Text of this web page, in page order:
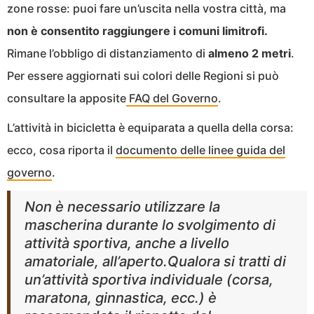
zone rosse: puoi fare un’uscita nella vostra città, ma
non è consentito raggiungere i comuni limitrofi.
Rimane l’obbligo di distanziamento di almeno 2 metri.
Per essere aggiornati sui colori delle Regioni si può
consultare la apposite FAQ del Governo.
L’attività in bicicletta è equiparata a quella della corsa:
ecco, cosa riporta il documento delle linee guida del
governo.
Non è necessario utilizzare la
mascherina durante lo svolgimento di
attività sportiva, anche a livello
amatoriale, all’aperto.Qualora si tratti di
un’attività sportiva individuale (corsa,
maratona, ginnastica, ecc.) è